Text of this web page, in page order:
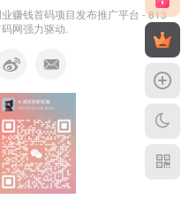
赚钱首码项目发布推广平台 - 813
网强力驱动.